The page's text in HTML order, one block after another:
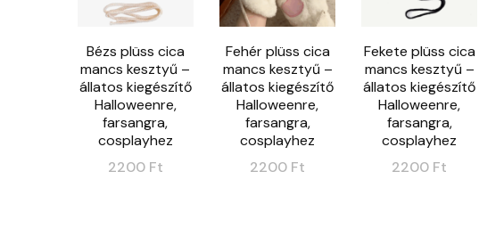
Bézs plüss cica
mancs kesztyű –
állatos kiegészítő
Halloweenre,
farsangra,
cosplayhez
2200 Ft
Fehér plüss cica
mancs kesztyű –
állatos kiegészítő
Halloweenre,
farsangra,
cosplayhez
2200 Ft
Fekete plüss cica
mancs kesztyű –
állatos kiegészítő
Halloweenre,
farsangra,
cosplayhez
2200 Ft